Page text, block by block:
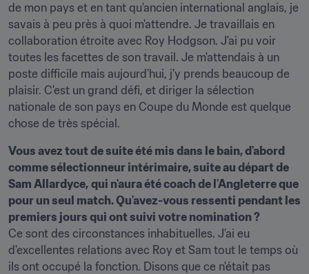
de mon pays et en tant qu'ancien international anglais, je
savais à peu près à quoi m'attendre. Je travaillais en
collaboration étroite avec Roy Hodgson. J'ai pu voir
toutes les facettes de son travail. Je m'attendais à un
poste difficile mais aujourd'hui, j'y prends beaucoup de
plaisir. C'est un grand défi, et diriger la sélection
nationale de son pays en Coupe du Monde est quelque
chose de très spécial.
Vous avez tout de suite été mis dans le bain, d'abord
comme sélectionneur intérimaire, suite au départ de
Sam Allardyce, qui n'aura été coach de l'Angleterre que
pour un seul match. Qu'avez-vous ressenti pendant les
premiers jours qui ont suivi votre nomination ?
Ce sont des circonstances inhabituelles. J'ai eu
d'excellentes relations avec Roy et Sam tout le temps où
ils ont occupé la fonction. Disons que ce n'était pas